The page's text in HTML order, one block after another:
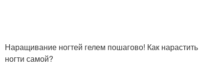
Наращивание ногтей гелем пошагово! Как нарастить
ногти самой?